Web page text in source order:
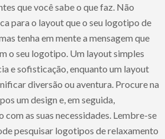
que você sabe o que faz. Não
para o layout que o seu logotipo de
tenha em mente a mensagem que
o seu logotipo. Um layout simples
e sofisticação, enquanto um layout
diversão ou aventura. Procure na
um design e, em seguida,
as suas necessidades. Lembre-se
pesquisar logotipos de relaxamento